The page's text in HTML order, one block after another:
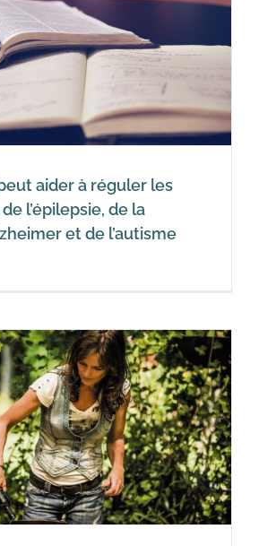
peut aider à réguler les
l’épilepsie, de la
et de l’autisme